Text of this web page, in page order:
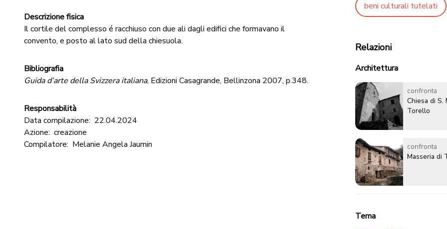
Descrizione fisica
Il cortile del complesso é racchiuso con due ali dagli edifici che formavano il
convento, e posto al lato sud della chiesuola.
Bibliografia
Guida d’arte della Svizzera italiana, Edizioni Casagrande, Bellinzona 2007, p.348.
Responsabilità
Data compilazione: 22.04.2024
Azione: creazione
Compilatore: Melanie Angela Jaumin
beni culturali tutelati
Relazioni
Architettura
confronta
Chiesa di S.
Torello
confronta
Masseria di
Tema